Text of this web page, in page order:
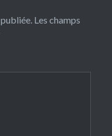
Les champs